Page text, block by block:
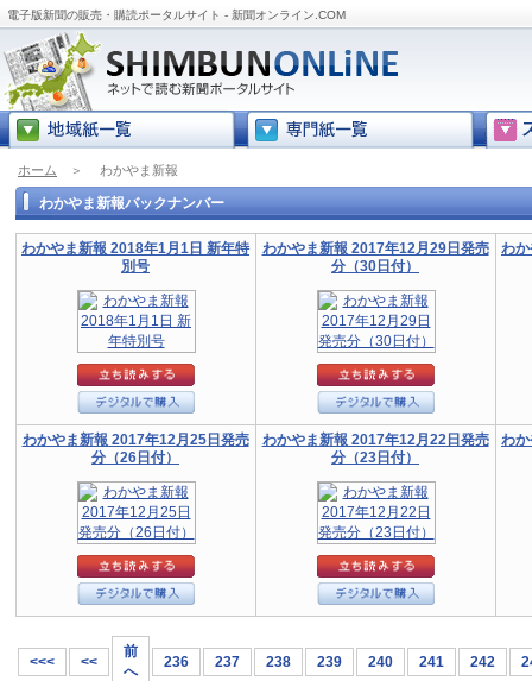
電子版新聞の販売・購読ポータルサイト - 新聞オンライン.COM
ホーム ＞ わかやま新報
わかやま新報バックナンバー
わかやま新報 2018年1月1日 新年特
別号
わかやま新報 2017年12月29日発売
分（30日付）
わ
わかやま新報 2017年12月25日発売
分（26日付）
わかやま新報 2017年12月22日発売
分（23日付）
わ
<<< <<
前
へ
236 237 238 239 240 241 242